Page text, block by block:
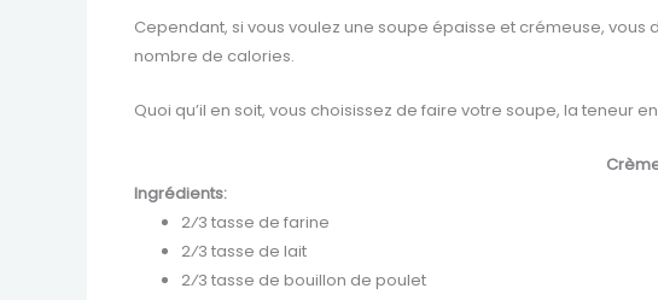
Cependant, si vous voulez une soupe épaisse et crémeuse,
nombre de calories.
Quoi qu’il en soit, vous choisissez de faire votre soupe, la teneur
Ingrédients:
2⁄3 tasse de farine
2⁄3 tasse de lait
2⁄3 tasse de bouillon de poulet